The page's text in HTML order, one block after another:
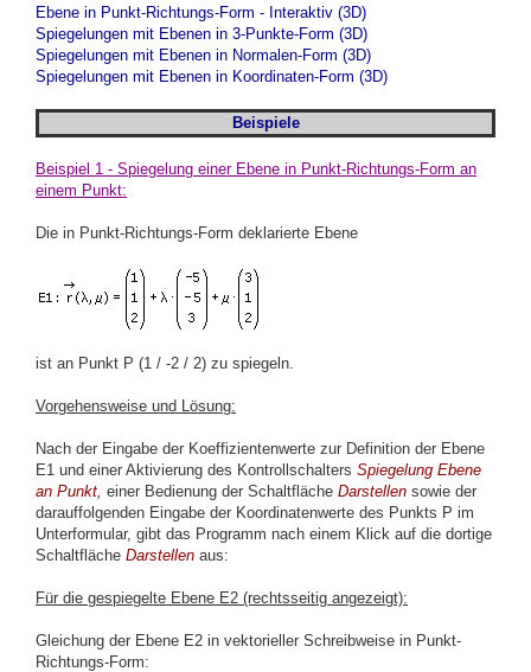
Ebene in Punkt-Richtungs-Form - Interaktiv (3D)
Spiegelungen mit Ebenen in 3-Punkte-Form (3D)
Spiegelungen mit Ebenen in Normalen-Form (3D)
Spiegelungen mit Ebenen in Koordinaten-Form (3D)
Beispiele
Beispiel 1 - Spiegelung einer Ebene in Punkt-Richtungs-Form an
einem Punkt:
Die in Punkt-Richtungs-Form deklarierte Ebene
ist an Punkt P (1 / -2 / 2) zu spiegeln.
Vorgehensweise und Lösung:
Nach der Eingabe der Koeffizientenwerte zur Definition der Ebene
E1 und einer Aktivierung des Kontrollschalters Spiegelung Ebene
an Punkt, einer Bedienung der Schaltfläche Darstellen sowie der
darauffolgenden Eingabe der Koordinatenwerte des Punkts P im
Unterformular, gibt das Programm nach einem Klick auf die dortige
Schaltfläche Darstellen aus:
Für die gespiegelte Ebene E2 (rechtsseitig angezeigt):
Gleichung der Ebene E2 in vektorieller Schreibweise in Punkt-
Richtungs-Form: